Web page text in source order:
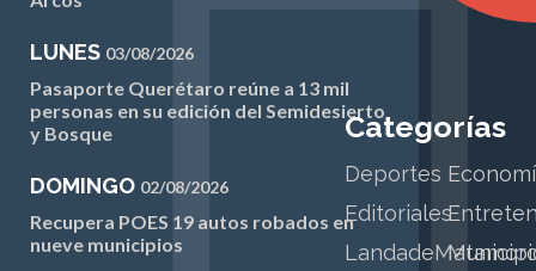
LUNES 03/08/2026
Pasaporte Querétaro reúne a 13 mil
personas en su edición del Semidesierto
y Bosque
DOMINGO 02/08/2026
Recupera POES 19 autos robados en
nueve municipios
Categorías
Deportes
Editoriales